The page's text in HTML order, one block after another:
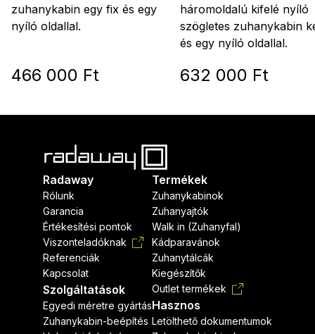
zuhanykabin egy fix és egy
nyíló oldallal.
466 000 Ft
háromoldalú kifelé nyíló
szögletes zuhanykabin
és egy nyíló oldallal.
632 000 Ft
Radaway
Rólunk
Garancia
Értékesítési pontok
Viszonteladóknak
Referenciák
Kapcsolat
Szolgáltatások
Egyedi méretre gyártás
Zuhanykabin-beépítés
Termékek
Zuhanykabinok
Zuhanyajtók
Walk in (Zuhanyfal)
Kádparavánok
Zuhanytálcák
Kiegészítők
Outlet termékek
Hasznos
Letölthető dokumentumok